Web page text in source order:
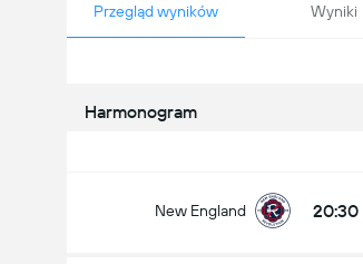
Przegląd wyników Wyniki
Harmonogram
New England 20:30